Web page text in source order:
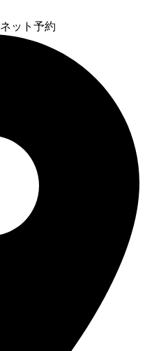
ット予約